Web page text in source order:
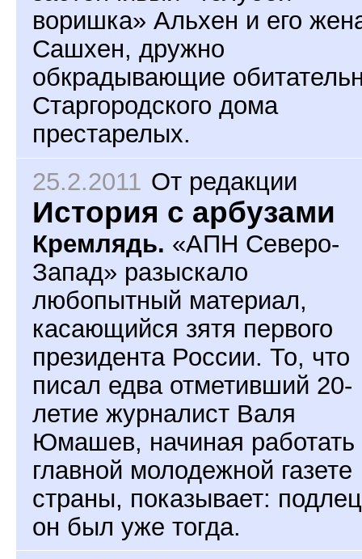
воришка» Альхен и его
Сашхен, дружно
обкрадывающие
Старгородского дома
престарелых.
25.2.2011 От редакции
История с арбузами
Кремлядь. «АПН Северо-
Запад» разыскало
любопытный материал,
касающийся зятя первого
президента России. То, что
писал едва отметивший 20-
летие журналист Валя
Юмашев, начиная работать
главной молодежной газете
страны, показывает:
он был уже тогда.